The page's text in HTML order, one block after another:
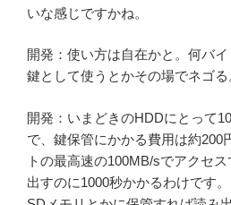
いな感じですかね。
開発：使い方は自在かと。何バ
鍵として使うとかその場でネゴる
開発：いまどきのHDDにとって
で、鍵保管にかかる費用は約200
トの最高速の100MB/sでアクセ
出すのに1000秒かかるわけです